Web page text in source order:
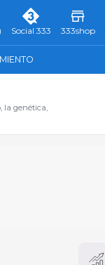
Social 333 333shop
la genética,